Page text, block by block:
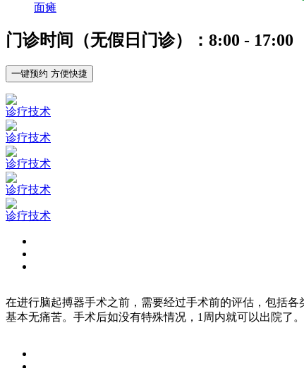
面瘫
门诊时间（无假日门诊）：8:00 - 17:00
一键预约 方便快捷
诊疗技术
诊疗技术
诊疗技术
诊疗技术
诊疗技术
在进行脑起搏器手术之前，需要经过手术前的评估，包括
基本无痛苦。手术后如没有特殊情况，1周内就可以出院了